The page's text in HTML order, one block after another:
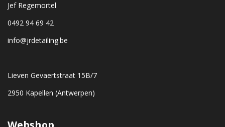
Jef Regemortel
0492 94 69 42
info@jrdetailing.be
Lieven Gevaertstraat 15B/7
2950 Kapellen (Antwerpen)